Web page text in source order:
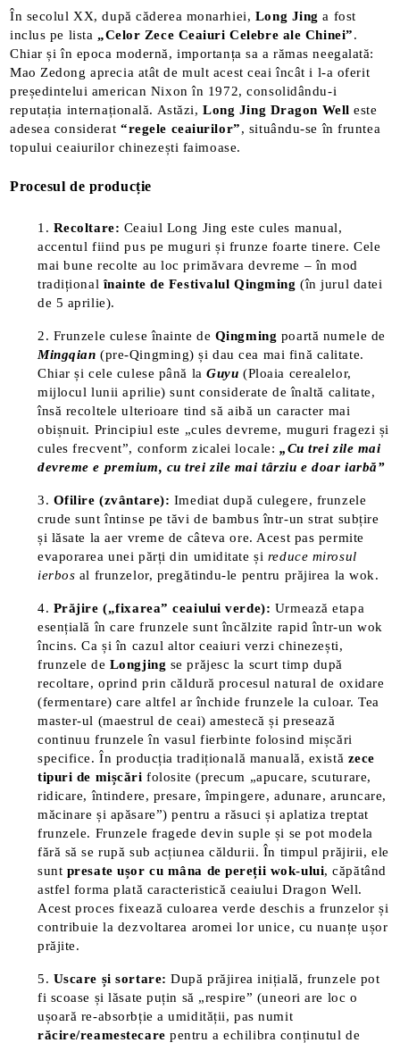
​În secolul XX, după căderea monarhiei, Long Jing a fost
inclus pe lista „Celor Zece Ceaiuri Celebre ale Chinei”.
Chiar și în epoca modernă, importanța sa a rămas neegalată:
Mao Zedong aprecia atât de mult acest ceai încât i l-a oferit
președintelui american Nixon în 1972, consolidându-i
reputația internațională. Astăzi,Long Jing Dragon Well este
adesea considerat“regele ceaiurilor”, situându-se în fruntea
topului ceaiurilor chinezești faimoase​.
Procesul de producție
Recoltare: Ceaiul Long Jing este cules manual,
accentul fiind pus pe muguri și frunze foarte tinere. Cele
mai bune recolte au loc primăvara devreme – în mod
tradițional înainte de Festivalul Qingming (în jurul datei
de 5 aprilie).
Frunzele culese înainte de Qingming poartă numele de
Mingqian (pre-Qingming) și dau cea mai fină calitate​.
Chiar și cele culese până laGuyu (Ploaia cerealelor,
mijlocul lunii aprilie) sunt considerate de înaltă calitate,
însă recoltele ulterioare tind să aibă un caracter mai
obișnuit​. Principiul este „cules devreme, muguri fragezi și
cules frecvent”, conform zicalei locale: „Cu trei zile mai
devreme e premium, cu trei zile mai târziu e doar iarbă”​
Ofilire (zvântare): Imediat după culegere, frunzele
crude sunt întinse pe tăvi de bambus într-un strat subțire
și lăsate la aer vreme de câteva ore. Acest pas permite
evaporarea unei părți din umiditate și reduce mirosul
ierbos al frunzelor, pregătindu-le pentru prăjirea la wok​.
Prăjire („fixarea” ceaiului verde): Urmează etapa
esențială în care frunzele sunt încălzite rapid într-un wok
încins. Ca și în cazul altor ceaiuri verzi chinezești,
frunzele de Longjing se prăjesc la scurt timp după
recoltare, oprind prin căldură procesul natural de oxidare
(fermentare) care altfel ar închide frunzele la culoar. Tea
master-ul (maestrul de ceai) amestecă și presează
continuu frunzele în vasul fierbinte folosind mișcări
specifice. În producția tradițională manuală, există zece
tipuri de mișcări folosite (precum „apucare, scuturare,
ridicare, întindere, presare, împingere, adunare, aruncare,
măcinare și apăsare”) pentru a răsuci și aplatiza treptat
frunzele​. Frunzele fragede devin suple și se pot modela
fără să se rupă sub acțiunea căldurii. În timpul prăjirii, ele
sunt presate ușor cu mâna de pereții wok-ului, căpătând
astfel forma plată caracteristică ceaiului Dragon Well​.
Acest proces fixează culoarea verde deschis a frunzelor și
contribuie la dezvoltarea aromei lor unice, cu nuanțe ușor
prăjite.
Uscare și sortare: După prăjirea inițială, frunzele pot
fi scoase și lăsate puțin să „respire” (uneori are loc o
ușoară re-absorbție a umidității, pas numit
răcire/reamestecare pentru a echilibra conținutul de